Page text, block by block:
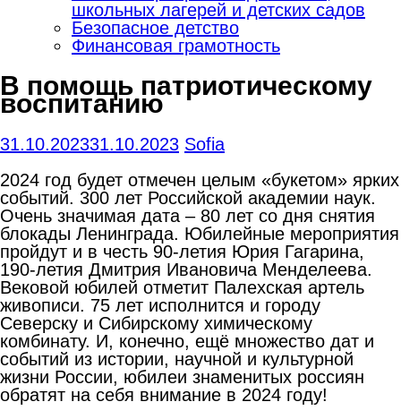
школьных лагерей и детских садов
Безопасное детство
Финансовая грамотность
В помощь патриотическому
воспитанию
31.10.202331.10.2023 Sofia
2024 год будет отмечен целым «букетом» ярких
событий. 300 лет Российской академии наук.
Очень значимая дата – 80 лет со дня снятия
блокады Ленинграда. Юбилейные мероприятия
пройдут и в честь 90-летия Юрия Гагарина,
190-летия Дмитрия Ивановича Менделеева.
Вековой юбилей отметит Палехская артель
живописи. 75 лет исполнится и городу
Северску и Сибирскому химическому
комбинату. И, конечно, ещё множество дат и
событий из истории, научной и культурной
жизни России, юбилеи знаменитых россиян
обратят на себя внимание в 2024 году!